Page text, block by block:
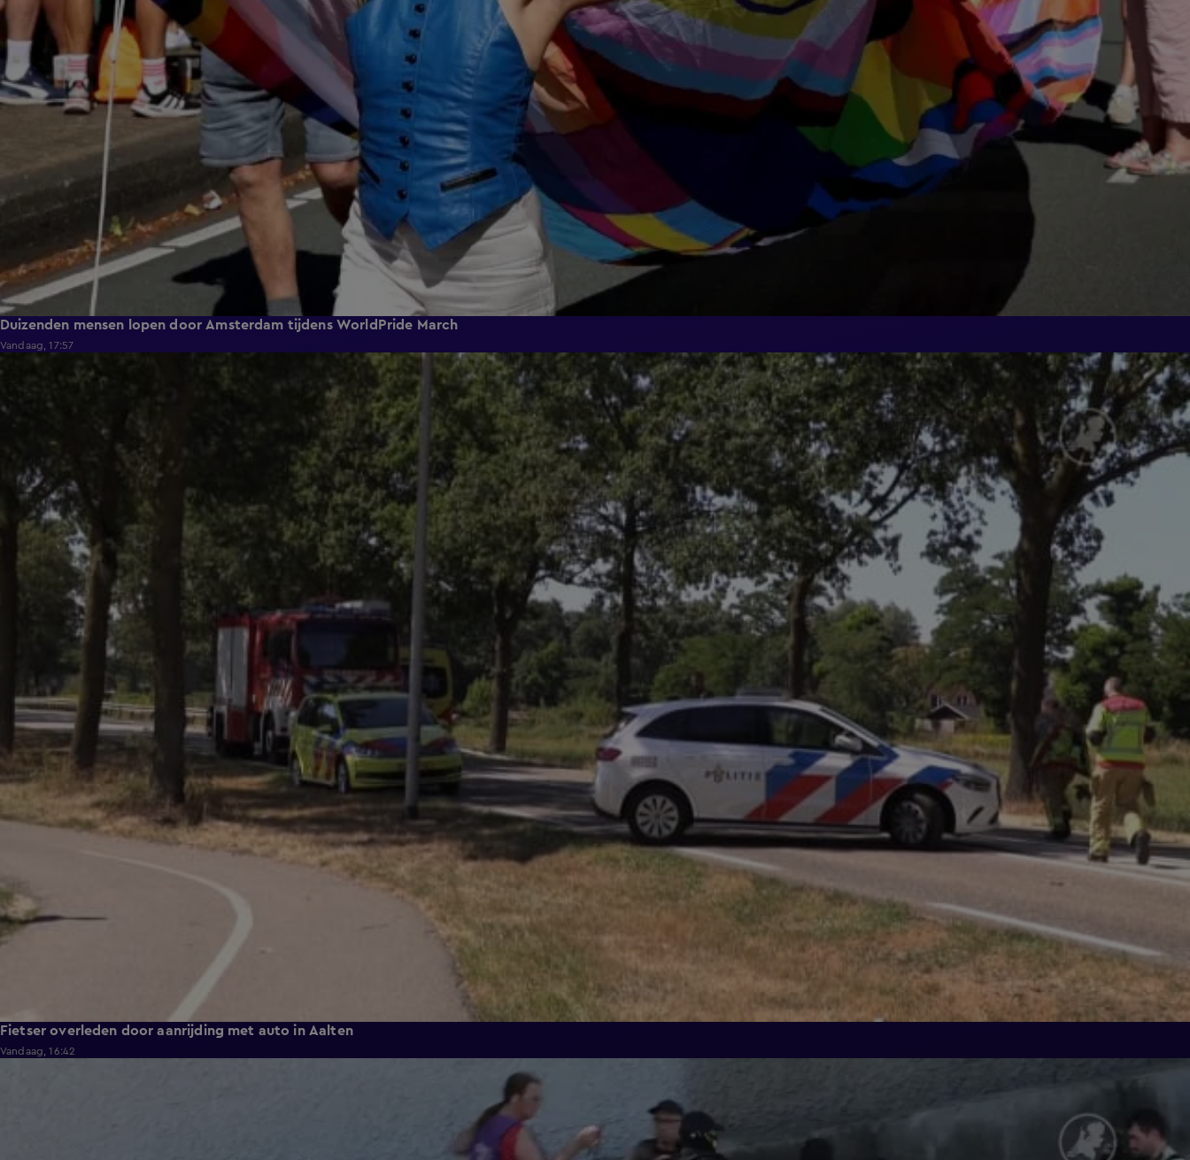
Duizenden mensen lopen door Amsterdam tijdens WorldPride March
Vandaag, 17:57
Fietser overleden door aanrijding met auto in Aalten
Vandaag, 16:42